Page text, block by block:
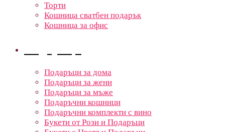
Торти
Кошница сватбен подарък
Кошница за офис
Подаръци за дома
Подаръци за жени
Подаръци за мъже
Подаръчни кошници
Подаръчни комплекти с вино
Букети от Рози и Подаръци